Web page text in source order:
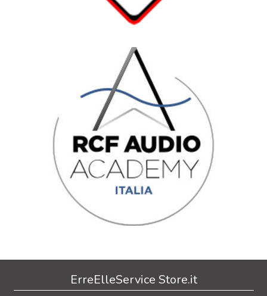
ErreElleService Store.it